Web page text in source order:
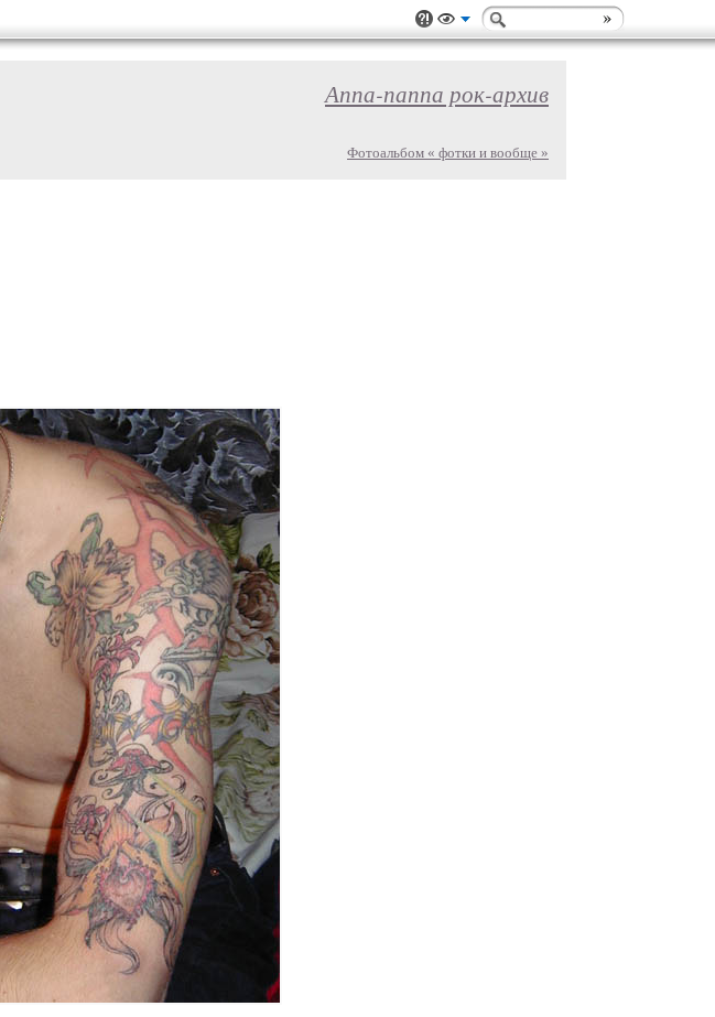
Аппа-паппа рок-архив
Фотоальбом « фотки и вообще »